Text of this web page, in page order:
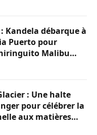
Kandela débarque à
Puerto pour
Malibu
: Une halte
pour célébrer la
aux matières